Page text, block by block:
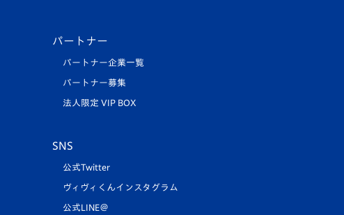
パートナー
パートナー企業一覧
パートナー募集
法人限定 VIP BOX
SNS
公式Twitter
ヴィヴィくんインスタグラム
公式LINE＠